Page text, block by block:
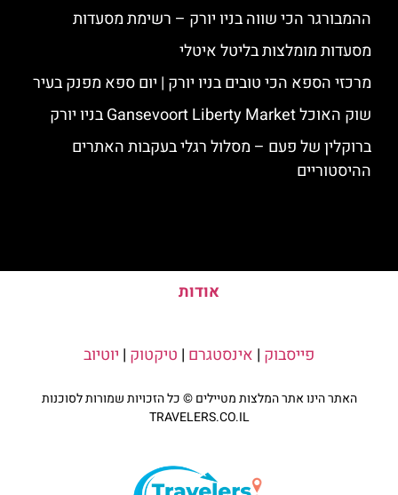
ההמבורגר הכי שווה בניו יורק – רשימת מסעדות
מסעדות מומלצות בליטל איטלי
מרכזי הספא הכי טובים בניו יורק | יום ספא מפנק בעיר
שוק האוכל Gansevoort Liberty Market בניו יורק
ברוקלין של פעם – מסלול רגלי בעקבות האתרים
ההיסטוריים
אודות
פייסבוק | אינסטגרם | טיקטוק | יוטיוב
האתר הינו אתר המלצות מטיילים © כל הזכויות שמורות לסוכנות
TRAVELERS.CO.IL